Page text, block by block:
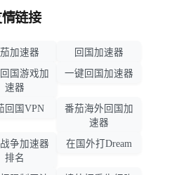
链接
加速器
回国加速器
国游戏加
速器
一键回国加速器
回国VPN
番茄海外回国加
速器
争加速器
排名
在国外打Dream